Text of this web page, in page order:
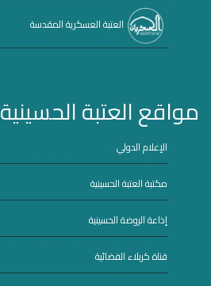
العتبة العسكرية المقدسة
مواقع العتبة الحسينية
الإعلام الدولي
مكتبة العتبة الحسينية
إذاعة الروضة الحسينية
قناة كربلاء الفضائية